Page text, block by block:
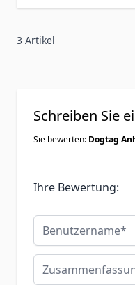
3 Artikel
Schreiben Sie
Sie bewerten: Dogtag
Ihre Bewertung:
Benutzername
Zusammenfassung